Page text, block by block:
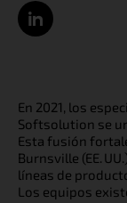
En 2021, los
Softsolution se
Esta fusión
Burnsville (EE.
líneas de
Los equipos